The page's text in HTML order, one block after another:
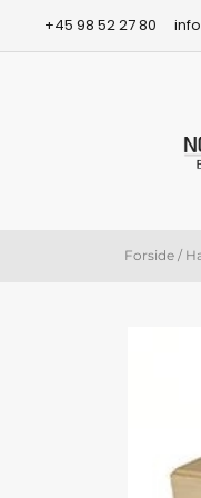
+45 98 52 27 80
Forside /